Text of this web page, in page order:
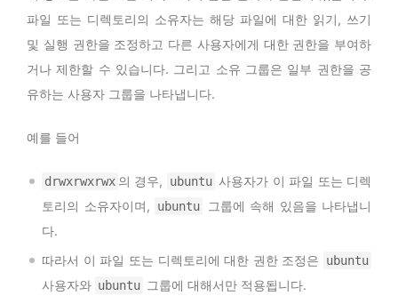
파일 또는 디렉토리의 소유자는 해당 파일에 대한 읽기, 쓰기
및 실행 권한을 조정하고 다른 사용자에게 대한 권한을 부여하
거나 제한할 수 있습니다. 그리고 소유 그룹은 일부 권한을 공
유하는 사용자 그룹을 나타냅니다.
예를 들어
drwxrwxrwx 의 경우, ubuntu 사용자가 이 파일 또는 디렉
토리의 소유자이며,
ubuntu
그룹에 속해 있음을 나타냅니
다.
따라서 이 파일 또는 디렉토리에 대한 권한 조정은
ubuntu
사용자와 ubuntu 그룹에 대해서만 적용됩니다.